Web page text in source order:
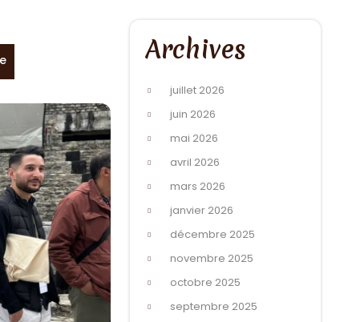
Archives
juillet 2026
juin 2026
mai 2026
avril 2026
mars 2026
janvier 2026
décembre 2025
novembre 2025
octobre 2025
septembre 2025